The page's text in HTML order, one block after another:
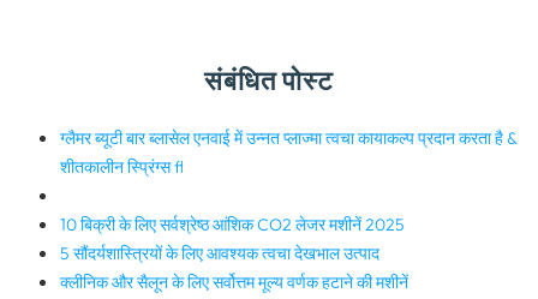
संबंधित पोस्ट
ग्लैमर ब्यूटी बार ब्लासेल एनवाई में उन्नत प्लाज्मा त्वचा कायाकल्प प्रदान करता है &
शीतकालीन स्प्रिंग्स fl
10 बिक्री के लिए सर्वश्रेष्ठ आंशिक CO2 लेजर मशीनें 2025
5 सौंदर्यशास्त्रियों के लिए आवश्यक त्वचा देखभाल उत्पाद
क्लीनिक और सैलून के लिए सर्वोत्तम मूल्य वर्णक हटाने की मशीनें